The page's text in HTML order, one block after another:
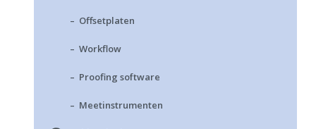
– Offsetplaten
– Workflow
– Proofing software
– Meetinstrumenten